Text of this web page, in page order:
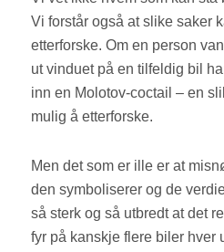
Vi forstår også at slike saker
etterforske. Om en person
ut vinduet på en tilfeldig bil
inn en Molotov-coctail – en
mulig å etterforske.
Men det som er ille er at
den symboliserer og de
så sterk og så utbredt at det
fyr på kanskje flere biler hver